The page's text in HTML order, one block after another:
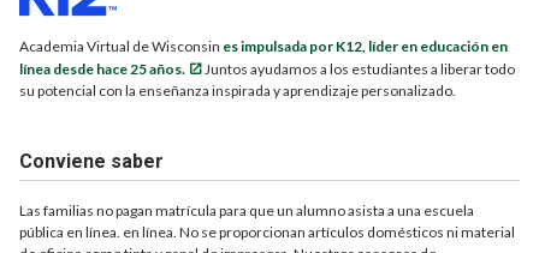
Academia Virtual de Wisconsin es impulsada por K12, líder en educación en
línea desde hace 25 años.
Juntos ayudamos a los estudiantes a liberar todo
su potencial con la enseñanza inspirada y aprendizaje personalizado.
Conviene saber
Las familias no pagan matrícula para que un alumno asista a una escuela
pública en línea. en línea. No se proporcionan artículos domésticos ni material